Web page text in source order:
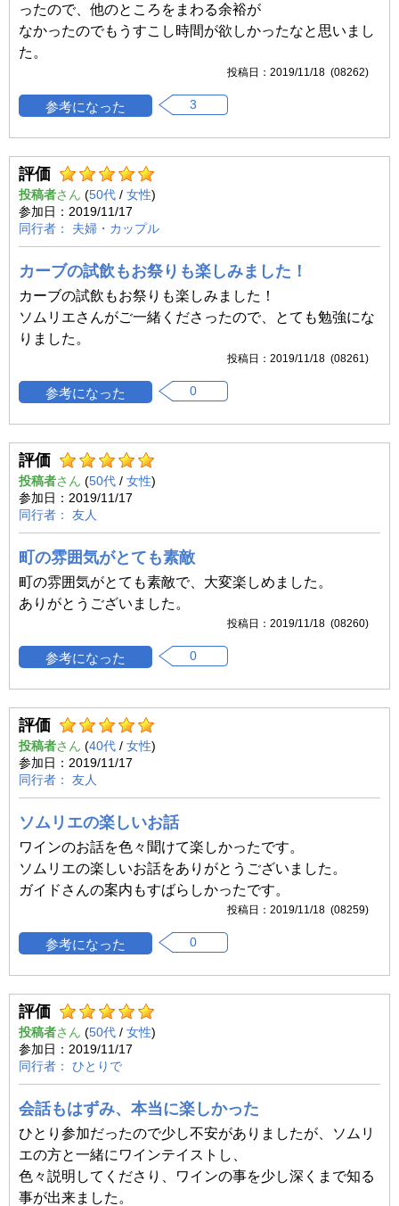
ったので、他のところをまわる余裕が
なかったのでもうすこし時間が欲しかったなと思いまし
た。
2019/11/18 (08262)
3
評価
投稿者 (50代 / 女性)
2019/11/17
夫婦・カップル
カーブの試飲もお祭りも楽しみました！
カーブの試飲もお祭りも楽しみました！
ソムリエさんがご一緒くださったので、とても勉強にな
りました。
2019/11/18 (08261)
0
評価
投稿者 (50代 / 女性)
2019/11/17
友人
町の雰囲気がとても素敵
町の雰囲気がとても素敵で、大変楽しめました。
ありがとうございました。
2019/11/18 (08260)
0
評価
投稿者 (40代 / 女性)
2019/11/17
友人
ソムリエの楽しいお話
ワインのお話を色々聞けて楽しかったです。
ソムリエの楽しいお話をありがとうございました。
ガイドさんの案内もすばらしかったです。
2019/11/18 (08259)
0
評価
投稿者 (50代 / 女性)
2019/11/17
ひとりで
会話もはずみ、本当に楽しかった
ひとり参加だったので少し不安がありましたが、ソムリ
エの方と一緒にワインテイストし、
色々説明してくださり、ワインの事を少し深くまで知る
事が出来ました。